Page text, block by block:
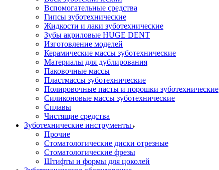
Вспомогательные средства
Гипсы зуботехнические
Жидкости и лаки зуботехнические
Зубы акриловые HUGE DENT
Изготовление моделей
Керамические массы зуботехнические
Материалы для дублирования
Паковочные массы
Пластмассы зуботехнические
Полировочные пасты и порошки зуботехнические
Силиконовые массы зуботехнические
Сплавы
Чистящие средства
Зуботехнические инструменты
Прочие
Стоматологические диски отрезные
Стоматологические фрезы
Штифты и формы для цоколей